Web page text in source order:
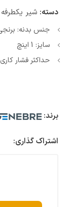
دسته: شیر
جنس بدنه:
سایز: 1 اینچ
حداکثر فشار کاری: 25
برند:
اشتراک گذاری: